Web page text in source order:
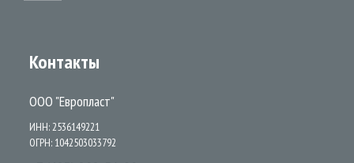
Контакты
ООО "Европласт"
ИНН: 2536149221
ОГРН: 1042503033792